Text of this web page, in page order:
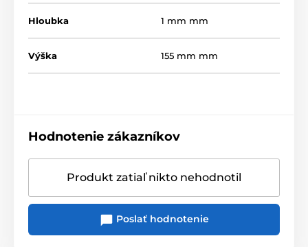
Hloubka 1 mm mm
Výška 155 mm mm
Hodnotenie zákazníkov
Produkt zatiaľ nikto nehodnotil
Poslať hodnotenie